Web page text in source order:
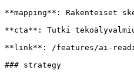
**mapping**: Rakenteiset
**cta**: Tutki
**link**: /features/ai-
### strategy